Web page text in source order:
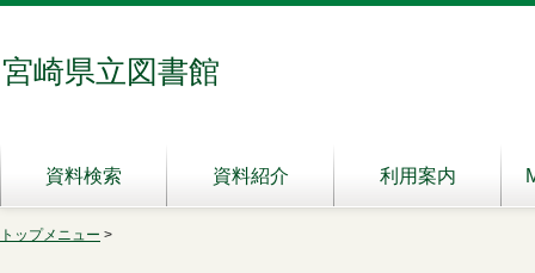
宮崎県立図書館
資料検索 資料紹介 利用案内
トップメニュー >